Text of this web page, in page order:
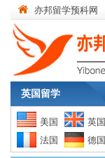
亦邦留学预科网
英国留学
美国 英国
法国
德国